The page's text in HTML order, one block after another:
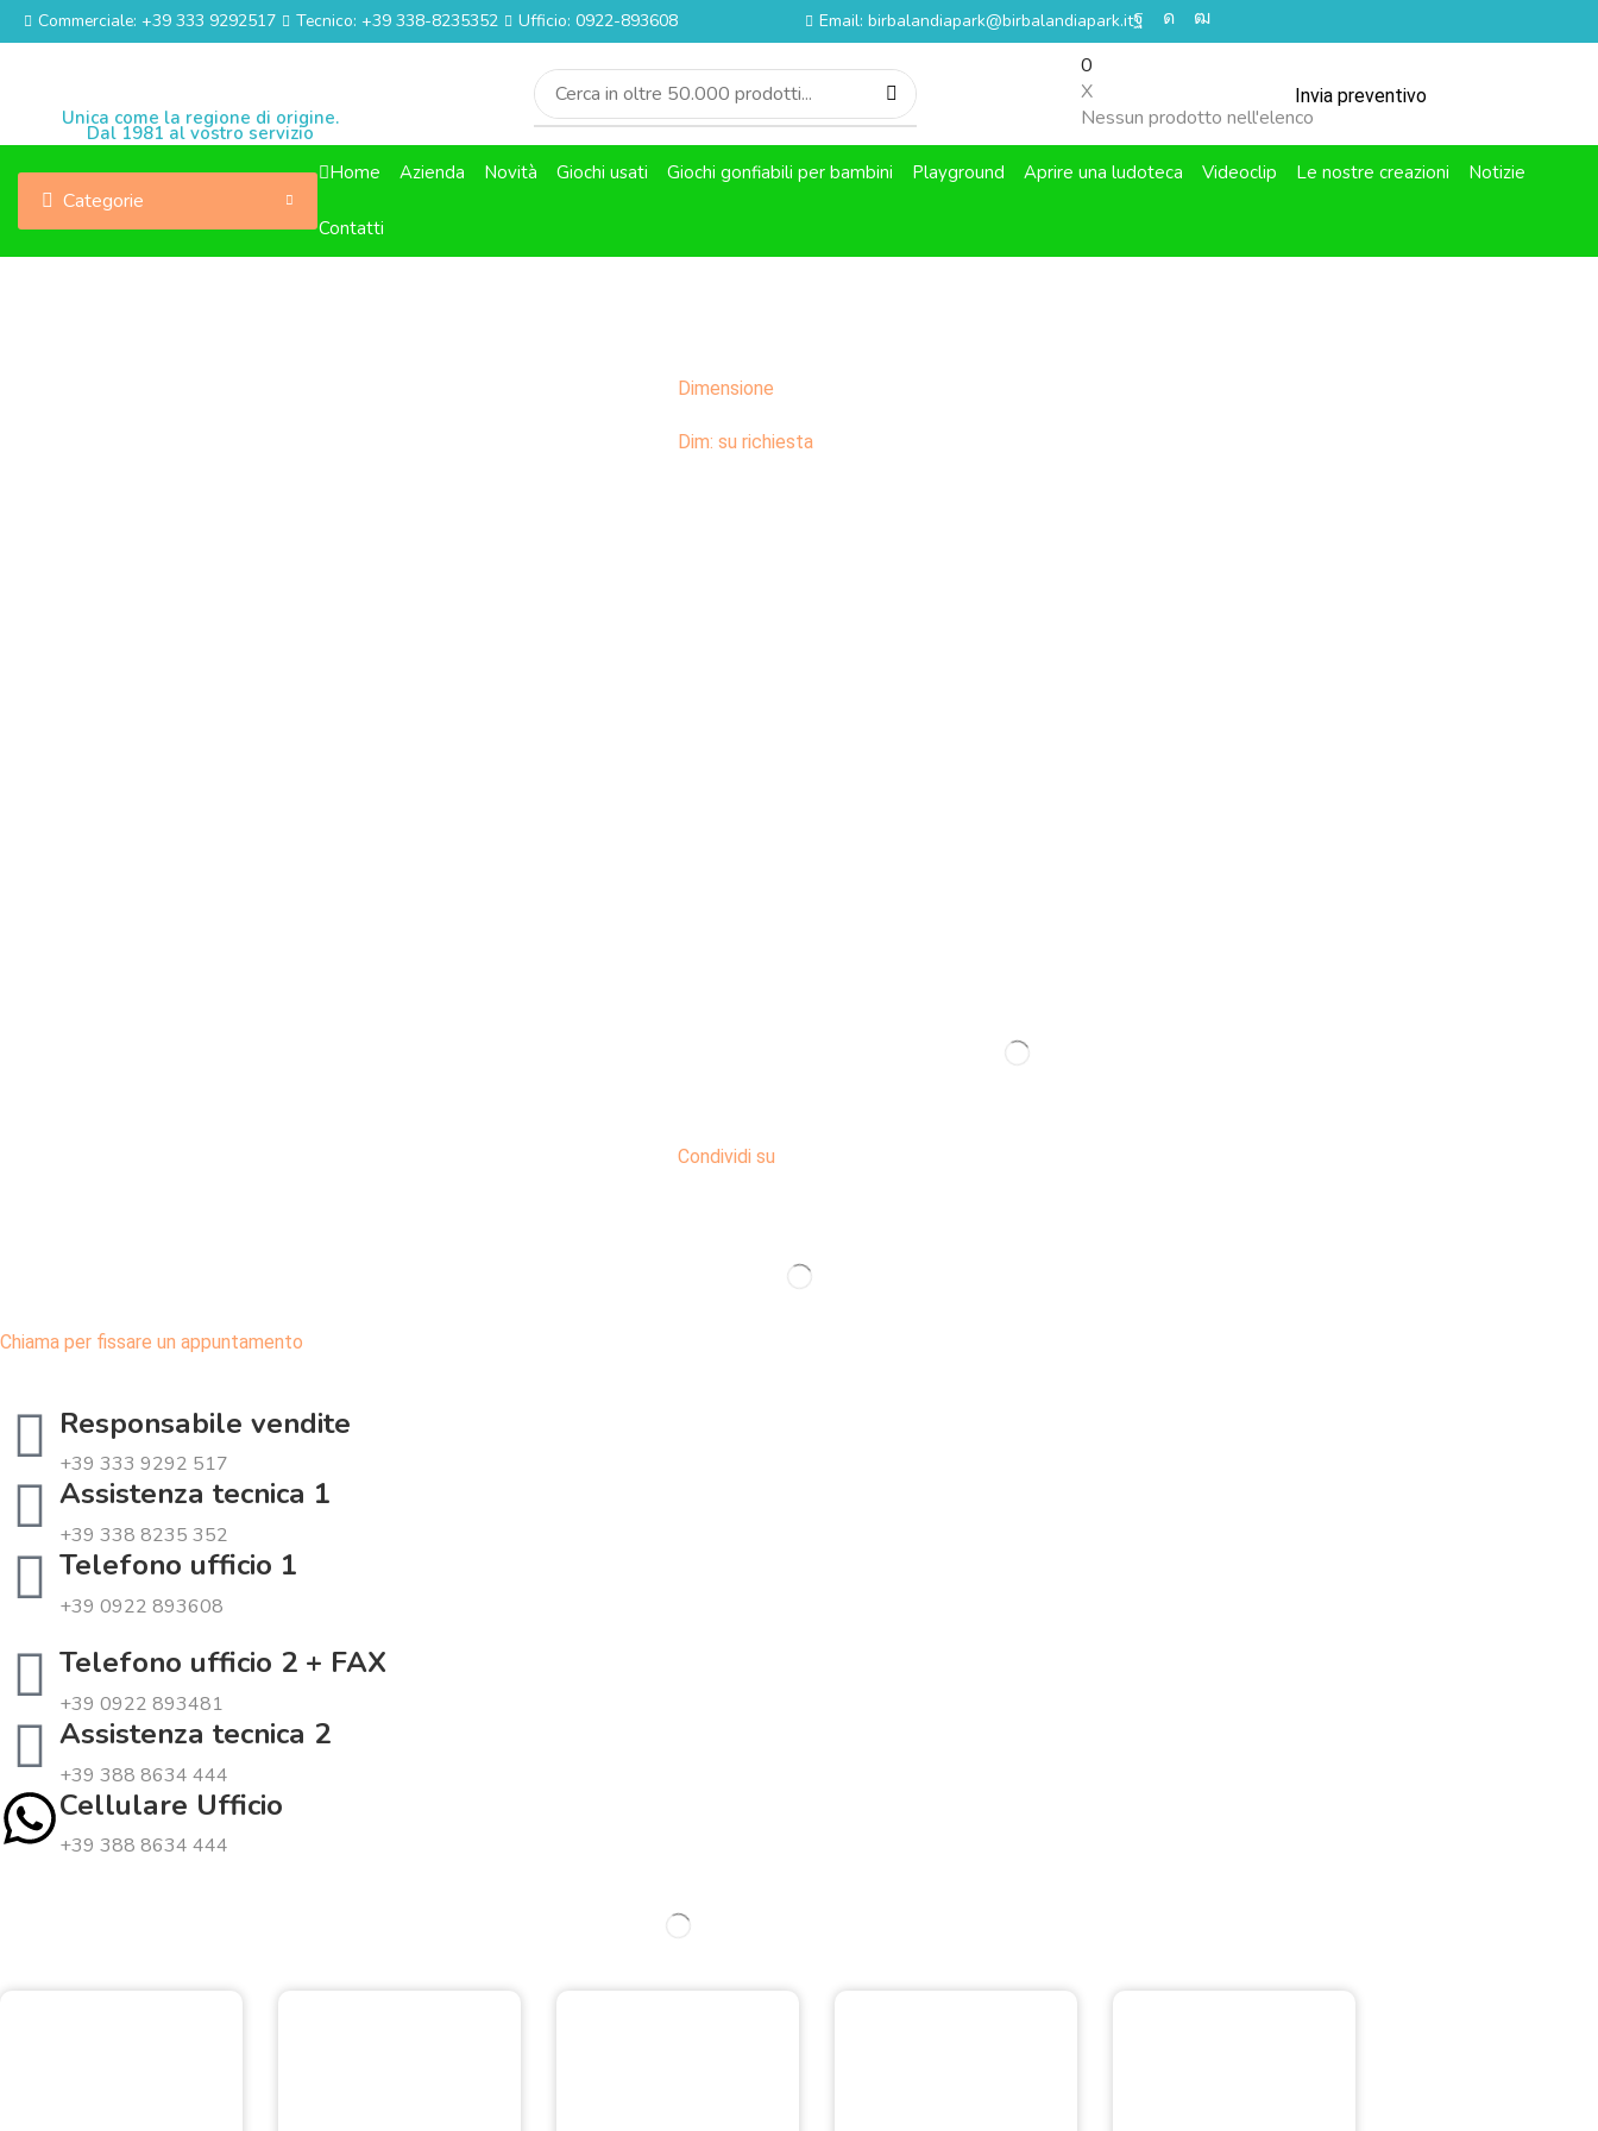
Commerciale: +39 333 9292517 Tecnico: +39 338-8235352 Ufficio: 0922-893608 Email: birbalandiapark@birbalandiapark.it
Unica come la regione di origine.
Dal 1981 al vostro servizio
0
X
Nessun prodotto nell'elenco
Invia preventivo
Categorie
Home Azienda Novità Giochi usati Giochi gonfiabili per bambini Playground Aprire una ludoteca Videoclip Le nostre creazioni Notizie
Contatti
Dimensione
Dim: su richiesta
Condividi su
Chiama per fissare un appuntamento
Responsabile vendite
+39 333 9292 517
Assistenza tecnica 1
+39 338 8235 352
Telefono ufficio 1
+39 0922 893608
Telefono ufficio 2 + FAX
+39 0922 893481
Assistenza tecnica 2
+39 388 8634 444
Cellulare Ufficio
+39 388 8634 444